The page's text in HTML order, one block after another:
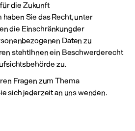
die Zukunft
Sie das Recht, unter
die Einschränkungder
Daten zu
stehtIhnen ein Beschwerderecht
zu.
Fragen zum Thema
sich jederzeit an uns wenden.